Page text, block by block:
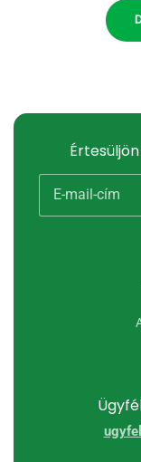
E-mail-cím